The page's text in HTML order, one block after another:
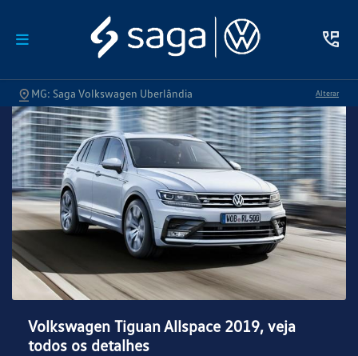
MG: Saga Volkswagen Uberlândia Alterar
Volkswagen Tiguan Allspace 2019, veja
todos os detalhes